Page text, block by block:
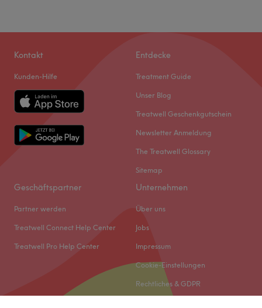
Kontakt
Kunden-Hilfe
Entdecke
Treatment Guide
Unser Blog
Treatwell Geschenkgutschein
Newsletter Anmeldung
The Treatwell Glossary
Sitemap
Geschäftspartner
Partner werden
Treatwell Connect Help Center
Treatwell Pro Help Center
Unternehmen
Über uns
Jobs
Impressum
Cookie-Einstellungen
Rechtliches & GDPR